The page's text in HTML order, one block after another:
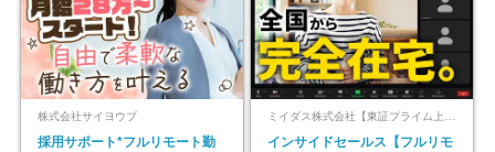
株式会社サイヨウブ
採用サポート*フルリモート勤
ミイダス株式会社【東証プライム上場パーソルグループ】
インサイドセールス【フルリモ